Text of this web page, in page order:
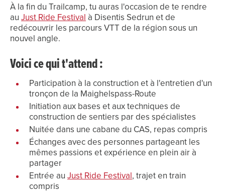
À la fin du Trailcamp, tu auras l'occasion de te rendre
auJust Ride Festival à Disentis Sedrun et de
redécouvrir les parcours VTT de la région sous un
nouvel angle.
Voici ce qui t'attend :
Participation à la construction et à l'entretien d'un
tronçon de la Maighelspass-Route
Initiation aux bases et aux techniques de
construction de sentiers par des spécialistes
Nuitée dans une cabane du CAS, repas compris
Échanges avec des personnes partageant les
mêmes passions et expérience en plein air à
partager
Entrée auJust Ride Festival, trajet en train
compris